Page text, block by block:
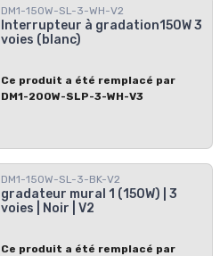
gradation fluide et une performance
constante. Idéal pour les systèmes
d’éclairage modernes nécessitant une
DM1-150W-SL-3-WH-V2
Interrupteur à gradation150W 3
voies (blanc)
Ce produit a été remplacé par
DM1-200W-SLP-3-WH-V3
DM1-150W-SL-3-BK-V2
gradateur mural 1 (150W) | 3
voies | Noir | V2
Ce produit a été remplacé par